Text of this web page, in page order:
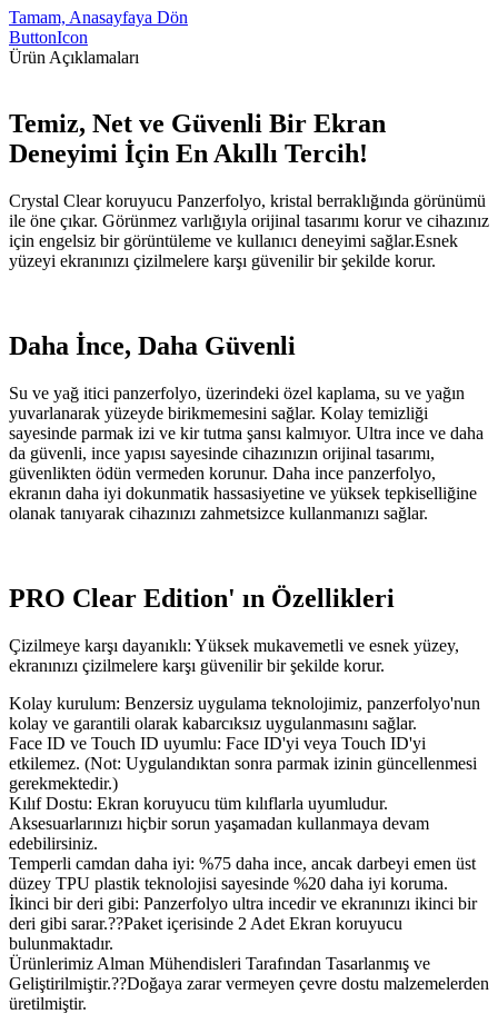
Tamam, Anasayfaya Dön
ButtonIcon
Ürün Açıklamaları
Temiz, Net ve Güvenli Bir Ekran
Deneyimi İçin En Akıllı Tercih!
Crystal Clear koruyucu Panzerfolyo, kristal berraklığında görünümü
ile öne çıkar. Görünmez varlığıyla orijinal tasarımı korur ve cihazınız
için engelsiz bir görüntüleme ve kullanıcı deneyimi sağlar.Esnek
yüzeyi ekranınızı çizilmelere karşı güvenilir bir şekilde korur.
Daha İnce, Daha Güvenli
Su ve yağ itici panzerfolyo, üzerindeki özel kaplama, su ve yağın
yuvarlanarak yüzeyde birikmemesini sağlar. Kolay temizliği
sayesinde parmak izi ve kir tutma şansı kalmıyor. Ultra ince ve daha
da güvenli, ince yapısı sayesinde cihazınızın orijinal tasarımı,
güvenlikten ödün vermeden korunur. Daha ince panzerfolyo,
ekranın daha iyi dokunmatik hassasiyetine ve yüksek tepkiselliğine
olanak tanıyarak cihazınızı zahmetsizce kullanmanızı sağlar.
PRO Clear Edition' ın Özellikleri
Çizilmeye karşı dayanıklı: Yüksek mukavemetli ve esnek yüzey,
ekranınızı çizilmelere karşı güvenilir bir şekilde korur.
Kolay kurulum: Benzersiz uygulama teknolojimiz, panzerfolyo'nun
kolay ve garantili olarak kabarcıksız uygulanmasını sağlar.
Face ID ve Touch ID uyumlu: Face ID'yi veya Touch ID'yi
etkilemez. (Not: Uygulandıktan sonra parmak izinin güncellenmesi
gerekmektedir.)
Kılıf Dostu: Ekran koruyucu tüm kılıflarla uyumludur.
Aksesuarlarınızı hiçbir sorun yaşamadan kullanmaya devam
edebilirsiniz.
Temperli camdan daha iyi: %75 daha ince, ancak darbeyi emen üst
düzey TPU plastik teknolojisi sayesinde %20 daha iyi koruma.
İkinci bir deri gibi: Panzerfolyo ultra incedir ve ekranınızı ikinci bir
deri gibi sarar.??Paket içerisinde 2 Adet Ekran koruyucu
bulunmaktadır.
Ürünlerimiz Alman Mühendisleri Tarafından Tasarlanmış ve
Geliştirilmiştir.??Doğaya zarar vermeyen çevre dostu malzemelerden
üretilmiştir.